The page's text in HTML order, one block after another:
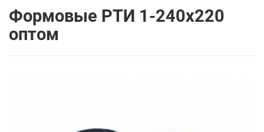
Формовые РТИ 1-240х220
оптом